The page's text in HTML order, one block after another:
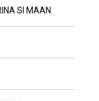
SI MAAN